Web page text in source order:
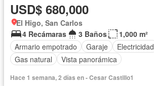
USD$ 680,000
El Higo, San Carlos
4 Recámaras
3 Baños
1,000 m²
Armario empotrado
Garaje Electricidad
Gas natural
Vista panorámica
Hace 1 semana, 2 días en - Cesar Castillo1